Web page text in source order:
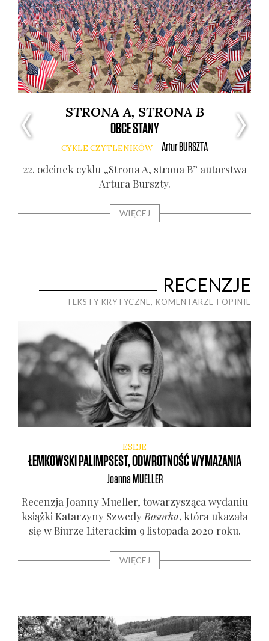
STRONA A, STRONA B
OBCE STANY
CYKLE CZYTLENIKÓW ArturBURSZTA
22. odci­nek cyklu „Stro­na A, stro­na B” autor­stwa
Artu­ra Bursz­ty.
WIĘCEJ
RECENZJE
TEKSTY KRYTYCZNE, KOMENTARZE I OPINIE
ESEJE
ŁEMKOWSKI PALIMPSEST, ODWROTNOŚĆ WYMAZANIA
Joanna MUELLER
Recen­zja Joan­ny Muel­ler, towa­rzy­szą­ca wyda­niu
książ­ki Kata­rzy­ny Szwe­dy Bosor­ka, któ­ra uka­za­ła
się w Biu­rze Lite­rac­kim 9 listo­pa­da 2020 roku.
WIĘCEJ